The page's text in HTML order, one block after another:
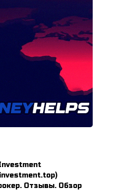
Отзывы. Обзор